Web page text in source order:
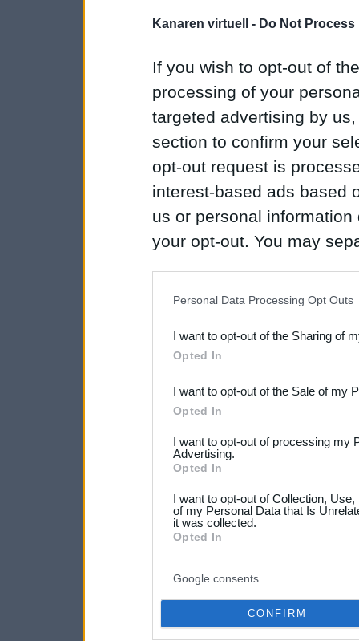
Kanaren virtuell - Do Not
If you wish to opt-out of
processing of your
targeted advertising by
section to confirm your
opt-out request is
interest-based ads based
us or personal
your opt-out. You may
Downstream Participants
third parties.
Please note that this
not limited to your visit or
grant or deny consent to
your data for below
consent section.
Personal Data Processing Opt Outs
I want to opt-out of the Sharing of
Opted In
I want to opt-out of the Sale of my
Opted In
I want to opt-out of processing my
Advertising.
Opted In
I want to opt-out of Collection,
of my Personal Data that Is
it was collected.
Opted In
Google consents
CONFIRM